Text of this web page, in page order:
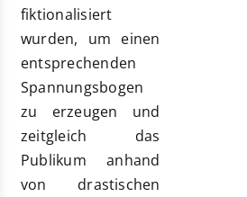
fiktionalisiert
wurden, um einen
entsprechenden
Spannungsbogen
zu erzeugen und
zeitgleich das
Publikum anhand
von drastischen